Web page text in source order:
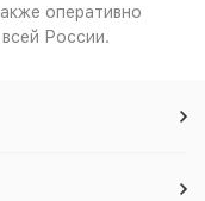
оперативно
России.